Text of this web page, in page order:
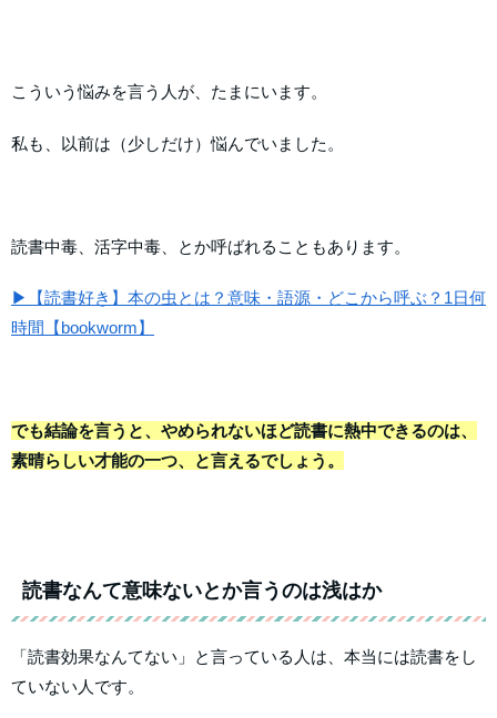
こういう悩みを言う人が、たまにいます。
私も、以前は（少しだけ）悩んでいました。
読書中毒、活字中毒、とか呼ばれることもあります。
▶【読書好き】本の虫とは？意味・語源・どこから呼ぶ？1日何
時間【bookworm】
でも結論を言うと、やめられないほど読書に熱中できるのは、
素晴らしい才能の一つ、と言えるでしょう。
読書なんて意味ないとか言うのは浅はか
「読書効果なんてない」と言っている人は、本当には読書をし
ていない人です。